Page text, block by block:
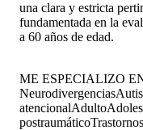
una clara y estricta
fundamentada en la
a 60 años de edad.
ME ESPECIALIZO
Neurodivergencias
atencionalAdulto
postraumático